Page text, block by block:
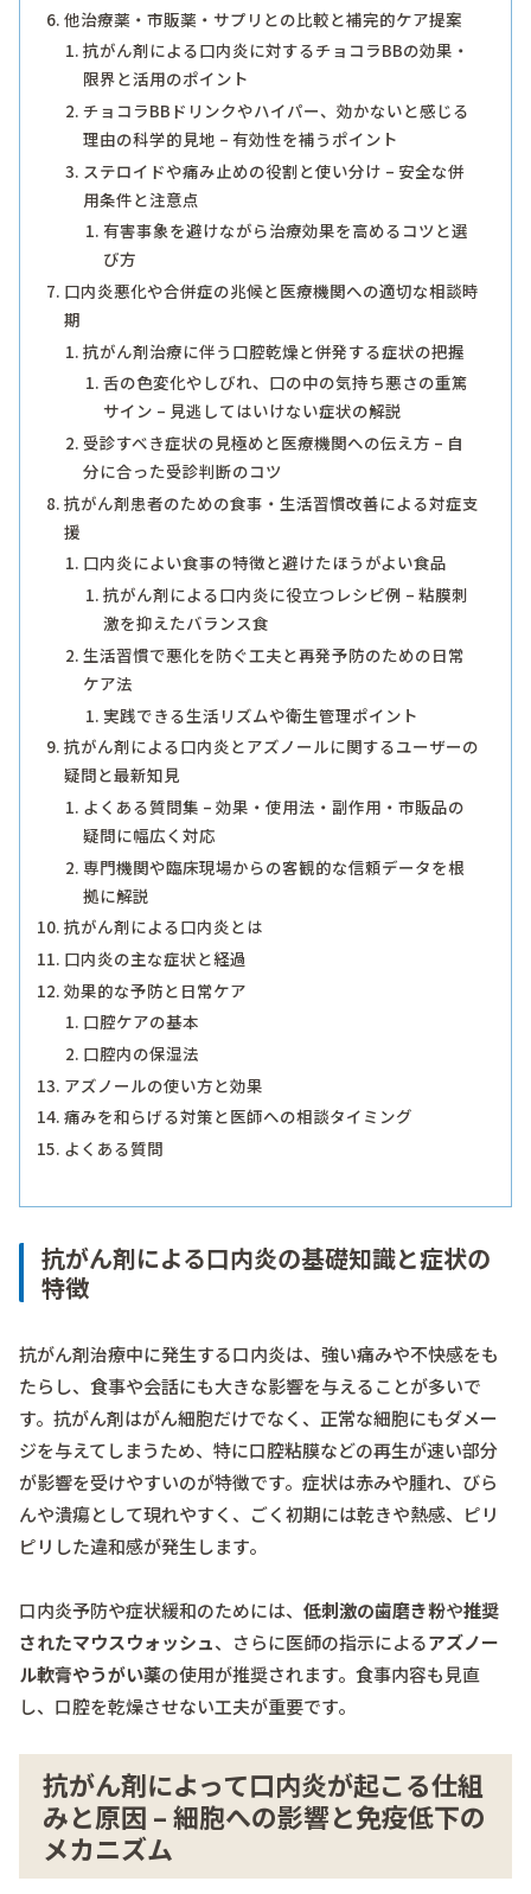
他治療薬・市販薬・サプリとの比較と補完的ケア提案
抗がん剤による口内炎に対するチョコラBBの効果・
限界と活用のポイント
チョコラBBドリンクやハイパー、効かないと感じる
理由の科学的見地 – 有効性を補うポイント
ステロイドや痛み止めの役割と使い分け – 安全な併
用条件と注意点
有害事象を避けながら治療効果を高めるコツと選
び方
口内炎悪化や合併症の兆候と医療機関への適切な相談時
期
抗がん剤治療に伴う口腔乾燥と併発する症状の把握
舌の色変化やしびれ、口の中の気持ち悪さの重篤
サイン – 見逃してはいけない症状の解説
受診すべき症状の見極めと医療機関への伝え方 – 自
分に合った受診判断のコツ
抗がん剤患者のための食事・生活習慣改善による対症支
援
口内炎によい食事の特徴と避けたほうがよい食品
抗がん剤による口内炎に役立つレシピ例 – 粘膜刺
激を抑えたバランス食
生活習慣で悪化を防ぐ工夫と再発予防のための日常
ケア法
実践できる生活リズムや衛生管理ポイント
抗がん剤による口内炎とアズノールに関するユーザーの
疑問と最新知見
よくある質問集 – 効果・使用法・副作用・市販品の
疑問に幅広く対応
専門機関や臨床現場からの客観的な信頼データを根
拠に解説
抗がん剤による口内炎とは
口内炎の主な症状と経過
効果的な予防と日常ケア
口腔ケアの基本
口腔内の保湿法
アズノールの使い方と効果
痛みを和らげる対策と医師への相談タイミング
よくある質問
抗がん剤による口内炎の基礎知識と症状の
特徴
抗がん剤治療中に発生する口内炎は、強い痛みや不快感をも
たらし、食事や会話にも大きな影響を与えることが多いで
す。抗がん剤はがん細胞だけでなく、正常な細胞にもダメー
ジを与えてしまうため、特に口腔粘膜などの再生が速い部分
が影響を受けやすいのが特徴です。症状は赤みや腫れ、びら
んや潰瘍として現れやすく、ごく初期には乾きや熱感、ピリ
ピリした違和感が発生します。
口内炎予防や症状緩和のためには、 低刺激の歯磨き粉や推奨
されたマウスウォッシュ、さらに医師の指示によるアズノー
ル軟膏やうがい薬の使用が推奨されます。食事内容も見直
し、口腔を乾燥させない工夫が重要です。
抗がん剤によって口内炎が起こる仕組
みと原因 – 細胞への影響と免疫低下の
メカニズム